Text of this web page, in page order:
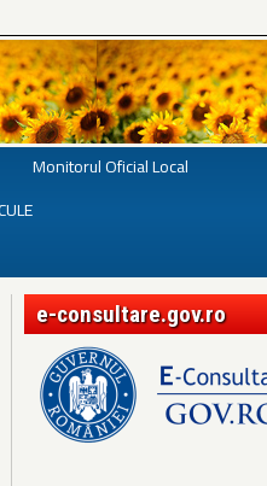
Monitorul Oficial Local
e-consultare.gov.ro